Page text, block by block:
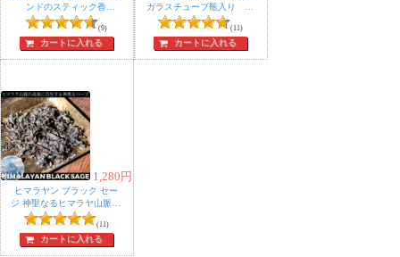
ンドのスティック香
【Heritage シリーズ 】
(9)
カートに入れる
ガラスチューブ瓶入り 樹
脂香 ハーブ香 レジンイ
ンセンス 自然由来の豊か
な香り オラクルカードな
(11)
カートに入れる
ヒマラヤン ブラック セー
ジ 神聖なるヒマラヤ山脈に
自生する天然のハーブ ス
マッジング 浄化
1,280 円
(11)
カートに入れる